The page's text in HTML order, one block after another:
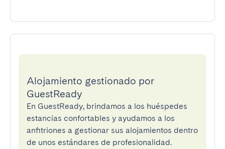
Alojamiento gestionado por
GuestReady
En GuestReady, brindamos a los huéspedes
estancias confortables y ayudamos a los
anfitriones a gestionar sus alojamientos dentro
de unos estándares de profesionalidad.